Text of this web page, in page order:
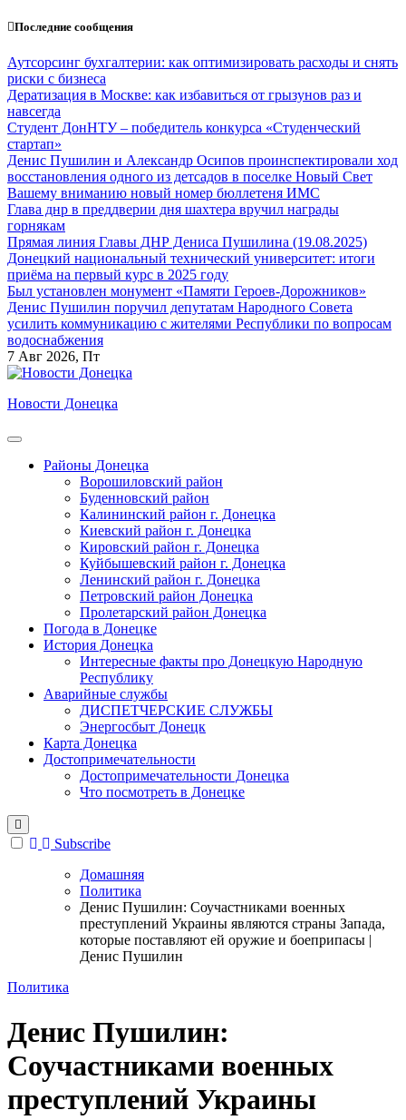
Перейти
содержанию
Последние сообщения
Аутсорсинг бухгалтерии: как оптимизировать расходы и снять
риски с бизнеса
Дератизация в Москве: как избавиться от грызунов раз и
навсегда
Студент ДонНТУ – победитель конкурса «Студенческий
стартап»
Денис Пушилин и Александр Осипов проинспектировали ход
восстановления одного из детсадов в поселке Новый Свет
Вашему вниманию новый номер бюллетеня ИМС
Глава днр в преддверии дня шахтера вручил награды
горнякам
Прямая линия Главы ДНР Дениса Пушилина (19.08.2025)
Донецкий национальный технический университет: итоги
приёма на первый курс в 2025 году
Был установлен монумент «Памяти Героев-Дорожников»
Денис Пушилин поручил депутатам Народного Совета
усилить коммуникацию с жителями Республики по вопросам
водоснабжения
7 Авг 2026, Пт
Новости Донецка
Районы Донецка
Ворошиловский район
Буденновский район
Калининский район г. Донецка
Киевский район г. Донецка
Кировский район г. Донецка
Куйбышевский район г. Донецка
Ленинский район г. Донецка
Петровский район Донецка
Пролетарский район Донецка
Погода в Донецке
История Донецка
Интересные факты про Донецкую Народную
Республику
Аварийные службы
ДИСПЕТЧЕРСКИЕ СЛУЖБЫ
Энергосбыт Донецк
Карта Донецка
Достопримечательности
Достопримечательности Донецка
Что посмотреть в Донецке
Subscribe
Домашняя
Политика
Денис Пушилин: Соучастниками военных
преступлений Украины являются страны Запада,
которые поставляют ей оружие и боеприпасы |
Денис Пушилин
Политика
Денис Пушилин:
Соучастниками военных
преступлений Украины